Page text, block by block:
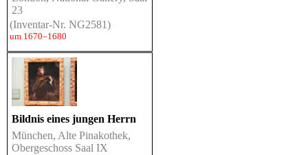
23
(Inventar-Nr. NG2581)
um 1670–1680
Bildnis eines jungen Herrn
München, Alte Pinakothek,
Obergeschoss Saal IX